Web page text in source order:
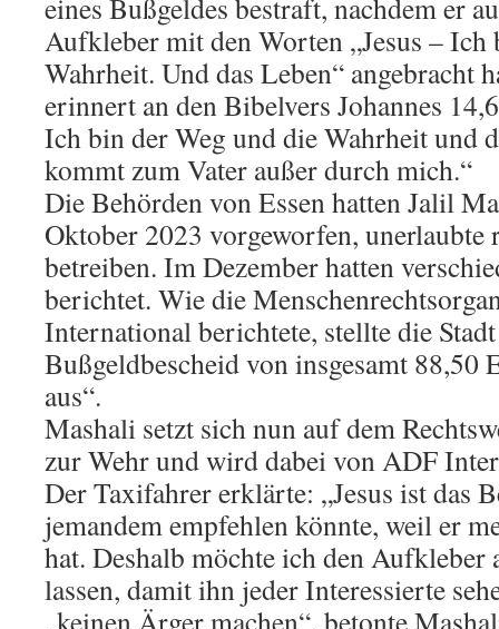
eines Bußgeldes bestraft, nachdem er
Aufkleber mit den Worten „Jesus – Ich
Wahrheit. Und das Leben“ angebracht
erinnert an den Bibelvers Johannes
Ich bin der Weg und die Wahrheit und
kommt zum Vater außer durch mich.“
Die Behörden von Essen hatten Jalil
Oktober 2023 vorgeworfen, unerlaubte
betreiben. Im Dezember hatten
berichtet. Wie die
International berichtete, stellte die
Bußgeldbescheid von insgesamt 88,50
aus“.
Mashali setzt sich nun auf dem
zur Wehr und wird dabei von ADF
Der Taxifahrer erklärte: „Jesus ist das
jemandem empfehlen könnte, weil er
hat. Deshalb möchte ich den Aufkleber
lassen, damit ihn jeder Interessierte